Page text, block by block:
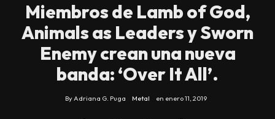
Miembros de Lamb of God,
Animals as Leaders y Sworn
Enemy crean una nueva
banda: ‘Over It All’.
ByAdriana G. Puga Metal en enero 11, 2019